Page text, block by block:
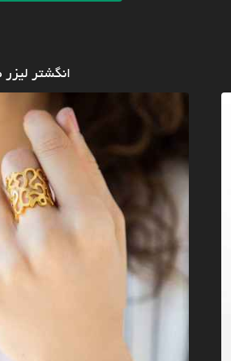
انگشتر لیزر